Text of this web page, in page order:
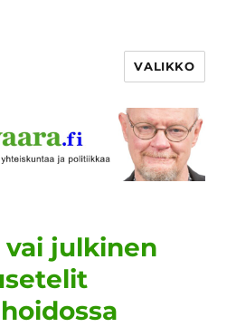
VALIKKO
julkinen